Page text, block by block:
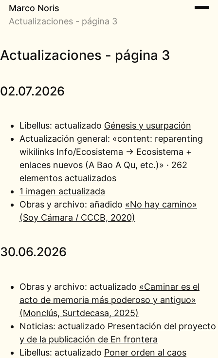
Marco Noris
Actualizaciones - página 3
Actualizaciones - página 3
02.07.2026
Libellus: actualizado Génesis y usurpación
Actualización general: «content: reparenting
wikilinks Info/Ecosistema → Ecosistema +
enlaces nuevos (A Bao A Qu, etc.)» · 262
elementos actualizados
1 imagen actualizada
Obras y archivo: añadido «No hay camino»
(Soy Cámara / CCCB, 2020)
30.06.2026
Obras y archivo: actualizado «Caminar es el
acto de memoria más poderoso y antiguo»
(Monclús, Surtdecasa, 2025)
Noticias: actualizado Presentación del proyecto
y de la publicación de En frontera
Libellus: actualizado Poner orden al caos